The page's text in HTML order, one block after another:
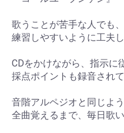
歌うことが苦手な人でも
練習しやすいように工夫し
CDをかけながら、指示に
採点ポイントも録音されて
音階アルペジオと同じよう
全曲覚えるまで、毎日歌い